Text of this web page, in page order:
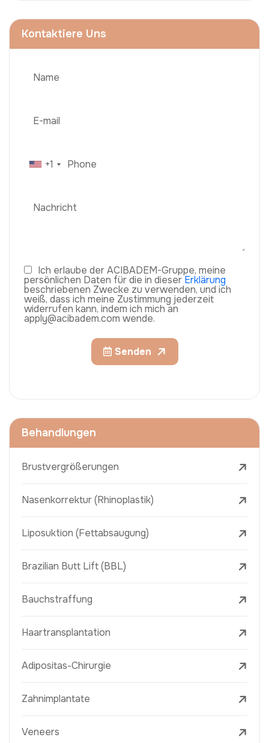
Kontaktiere Uns
+1
Ich erlaube der ACIBADEM-Gruppe, meine
persönlichen Daten für die in dieserErklärung
beschriebenen Zwecke zu verwenden, und ich
weiß, dass ich meine Zustimmung jederzeit
widerrufen kann, indem ich mich an
apply@acibadem.com wende.
Senden
Behandlungen
Brustvergrößerungen
Nasenkorrektur (Rhinoplastik)
Liposuktion (Fettabsaugung)
Brazilian Butt Lift (BBL)
Bauchstraffung
Haartransplantation
Adipositas-Chirurgie
Zahnimplantate
Veneers